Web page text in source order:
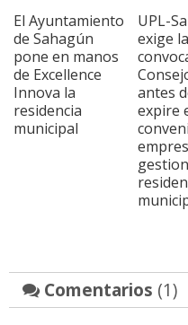
El Ayuntamiento
de Sahagún
pone en manos
de Excellence
Innova la
residencia
municipal
UPL-
exige la
antes
expire
Comentarios (1)